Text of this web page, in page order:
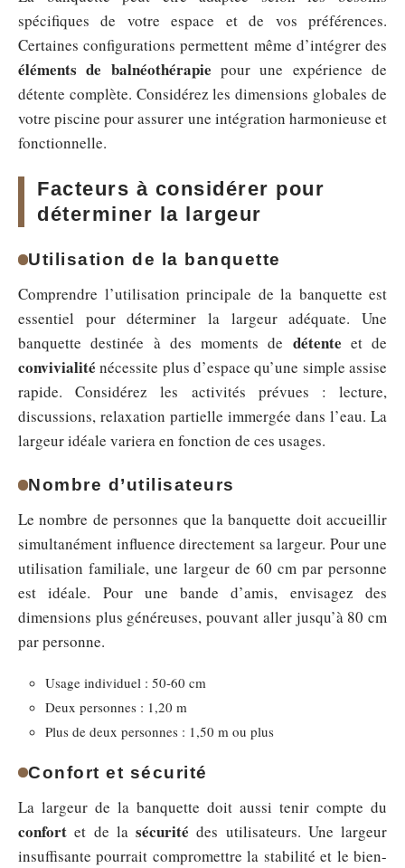
spécifiques de votre espace et de vos préférences.
Certaines configurations permettent même d’intégrer des
éléments de balnéothérapie pour une expérience de
détente complète. Considérez les dimensions globales de
votre piscine pour assurer une intégration harmonieuse et
fonctionnelle.
Facteurs à considérer pour
déterminer la largeur
Utilisation de la banquette
Comprendre l’utilisation principale de la banquette est
essentiel pour déterminer la largeur adéquate. Une
banquette destinée à des moments de détente et de
convivialité nécessite plus d’espace qu’une simple assise
rapide. Considérez les activités prévues : lecture,
discussions, relaxation partielle immergée dans l’eau. La
largeur idéale variera en fonction de ces usages.
Nombre d’utilisateurs
Le nombre de personnes que la banquette doit accueillir
simultanément influence directement sa largeur. Pour une
utilisation familiale, une largeur de 60 cm par personne
est idéale. Pour une bande d’amis, envisagez des
dimensions plus généreuses, pouvant aller jusqu’à 80 cm
par personne.
Usage individuel : 50-60 cm
Deux personnes : 1,20 m
Plus de deux personnes : 1,50 m ou plus
Confort et sécurité
La largeur de la banquette doit aussi tenir compte du
confort et de la sécurité des utilisateurs. Une largeur
insuffisante pourrait compromettre la stabilité et le bien-